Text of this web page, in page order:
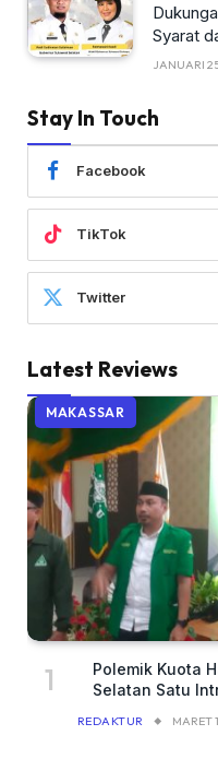
Syarat
JANUARI
Stay In Touch
Facebook
TikTok
Twitter
Latest Reviews
MAKASSAR
Polemik Kuota
Selatan Satu
REDAKTUR MARET